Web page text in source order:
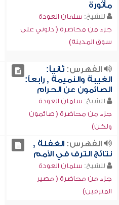
مأثورة
للشيخ: سلمان العودة
جزء من محاضرة ( دلوني على
سوق المدينة)
الفهرس:ثانياً:
الغيبة والنميمة , رابعاً:
الصائمون عن الحرام
للشيخ: سلمان العودة
جزء من محاضرة ( صائمون
ولكن)
الفهرس:الغفلة ,
نتائج الترف في الأمم
للشيخ: سلمان العودة
جزء من محاضرة ( مصير
المترفين)